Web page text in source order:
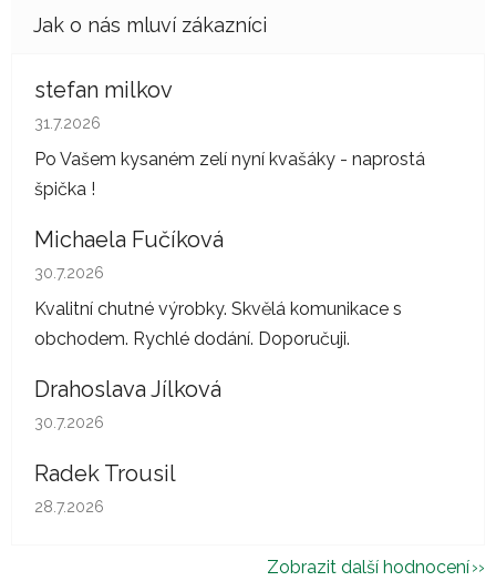
stefan milkov
Hodnocení obchodu je 5 z 5 hvězdiček.
31.7.2026
Po Vašem kysaném zelí nyní kvašáky - naprostá
špička !
Michaela Fučíková
Hodnocení obchodu je 5 z 5 hvězdiček.
30.7.2026
Kvalitní chutné výrobky. Skvělá komunikace s
obchodem. Rychlé dodání. Doporučuji.
Drahoslava Jílková
Hodnocení obchodu je 5 z 5 hvězdiček.
30.7.2026
Radek Trousil
Hodnocení obchodu je 5 z 5 hvězdiček.
28.7.2026
Zobrazit další hodnocení